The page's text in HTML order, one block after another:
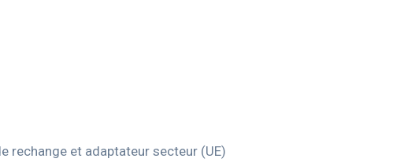
rechange et adaptateur secteur (UE)